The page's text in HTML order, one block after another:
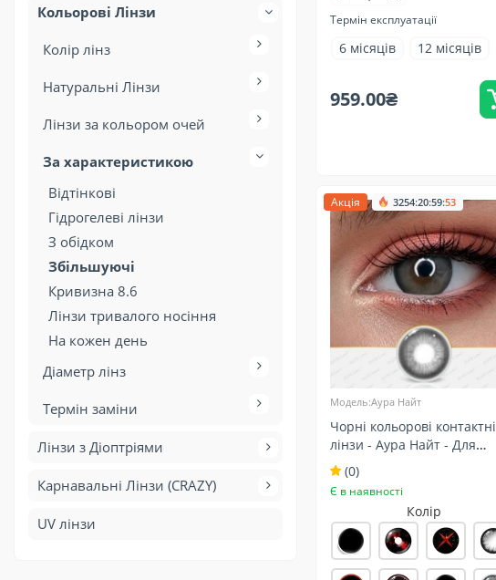
Кольорові Лінзи
Колір лінз
Натуральні Лінзи
Лінзи за кольором очей
За характеристикою
Відтінкові
Гідрогелеві лінзи
З обідком
Збільшуючі
Кривизна 8.6
Лінзи тривалого носіння
На кожен день
Діаметр лінз
Термін заміни
Лінзи з Діоптріями
Карнавальні Лінзи (CRAZY)
UV лінзи
Термін експлуатації
6 місяців 12 місяців
959.00₴
Акція 3254:20:59:51
Модель:Аура Найт
Чорні кольорові контактні
лінзи - Аура Найт - Для
темних та світлих очей -
Натуральні
(0)
Є в наявності
Колір